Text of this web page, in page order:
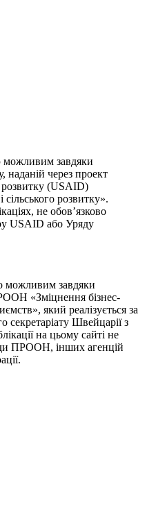
можливим завдяки
наданій через проект
(USAID)
розвитку».
не обов’язково
USAID або Уряду
можливим завдяки
«Зміцнення бізнес-
який реалізується за
секретаріату Швейцарії з
на цьому сайті не
ПРООН, інших агенцій